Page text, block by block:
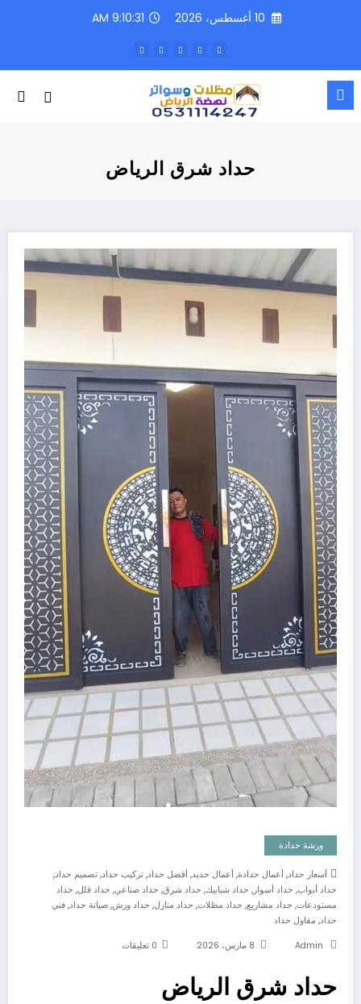
10 أغسطس، 2026 9:10:32 AM
حداد شرق الرياض
ورشة حدادة
أسعار حداد, أعمال حدادة, أعمال حديد, أفضل حداد, تركيب حداد, تصميم حداد,
حداد أبواب, حداد أسوار, حداد شبابيك, حداد شرق, حداد صناعي, حداد فلل, حداد
مستودعات, حداد مشاريع, حداد مظلات, حداد منازل, حداد ورش, صيانة حداد, فني
حداد, مقاول حداد
Admin 8 مارس، 2026 0 تعليقات
حداد شرق الرياض